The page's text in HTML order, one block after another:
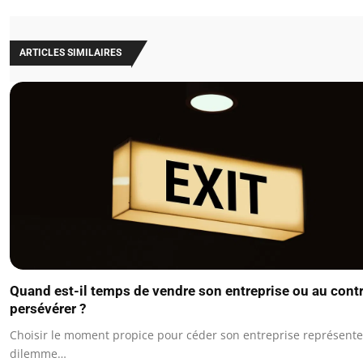
ARTICLES SIMILAIRES
Quand est-il temps de vendre son entreprise ou au
persévérer ?
Choisir le moment propice pour céder son entreprise
dilemme…